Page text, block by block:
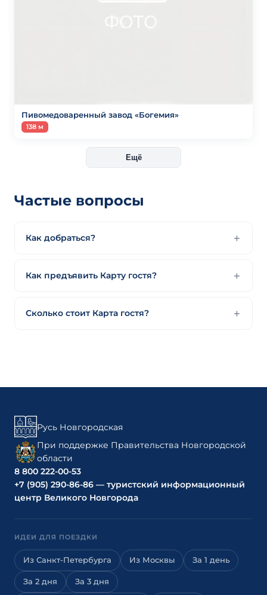
Пивомедоваренный завод «Богемия»
138 м
Ещё
Частые вопросы
Как добраться?
Как предъявить Карту гостя?
Сколько стоит Карта гостя?
Русь Новгородская
При поддержке Правительства Новгородской
области
8 800 222-00-53
+7 (905) 290-86-86 — туристский информационный
центр Великого Новгорода
ИДЕИ ДЛЯ ПОЕЗДКИ
Из Санкт-Петербурга Из Москвы За 1 день
За 2 дня За 3 дня